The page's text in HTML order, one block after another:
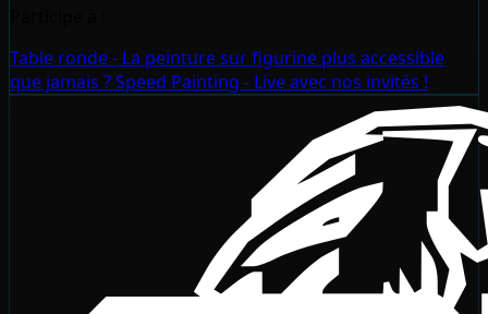
Table ronde - La peinture sur figurine plus accessible
que jamais ?Speed Painting - Live avec nos invités !